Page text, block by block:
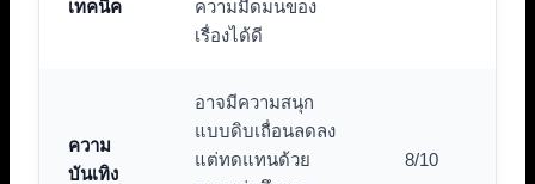
เทคนิค
ความมืดมนของ
เรื่องได้ดี
ความ
บันเทิง
อาจมีความสนุก
แบบดิบเถื่อนลดลง
แต่ทดแทนด้วย
8/10